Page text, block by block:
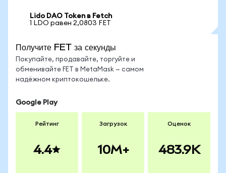
Lido DAO Token в Fetch
1 LDO равен 2,0803 FET
Получите FET за секунды
Покупайте, продавайте, торгуйте и
обменивайте FET в MetaMask — самом
надёжном криптокошельке.
Google Play
Рейтинг
4.4
Загрузок
10M+
Оценок
483.9K